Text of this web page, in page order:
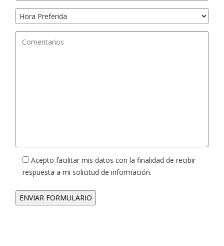
Acepto facilitar mis datos con la finalidad de recibir
respuesta a mi solicitud de información.